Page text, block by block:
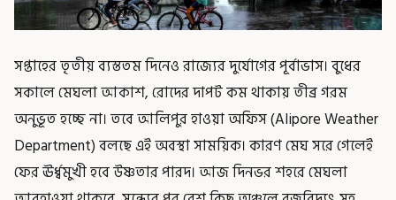
সপ্তাহের তৃতীয় ব্যস্ততম দিনেও রাজ্যের দুর্যোগের পূর্বাভাস। বুধের
সকালে মেঘলা আকাশ, রোদের দাপট কম থাকায় তীব্র গরম
অনুভূত হচ্ছে না। তবে আলিপুর হাওয়া অফিস (Alipore Weather
Department) বলছে এই অবস্থা সাময়িক। কারণ মেঘ সরে গেলেই
ফের ঊর্ধ্বমুখী হবে উষ্ণতার পারদ। আজ দিনভর শহরে মেঘলা